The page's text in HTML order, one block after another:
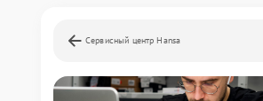
Сервисный центр Hansa